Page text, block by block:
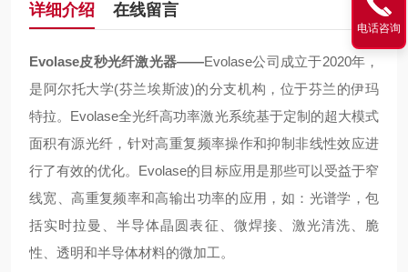
详细介绍 在线留言
Evolase皮秒光纤激光器——Evolase公司成立于2020年，
是阿尔托大学(芬兰埃斯波)的分支机构，位于芬兰的伊玛
特拉。Evolase全光纤高功率激光系统基于定制的超大模式
面积有源光纤，针对高重复频率操作和抑制非线性效应进
行了有效的优化。Evolase的目标应用是那些可以受益于窄
线宽、高重复频率和高输出功率的应用，如：光谱学，包
括实时拉曼、半导体晶圆表征、微焊接、激光清洗、脆
性、透明和半导体材料的微加工。
电话咨询